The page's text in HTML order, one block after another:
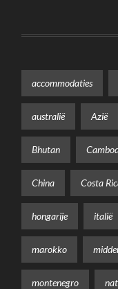
accommodaties
australië Azië
Bhutan
China Costa
hongarije italië
marokko
montenegro